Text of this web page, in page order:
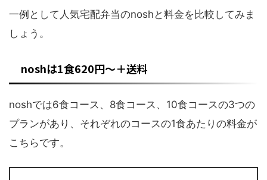
一例として人気宅配弁当のnoshと料金を比較してみま
しょう。
noshは1食620円～＋送料
noshでは6食コース、8食コース、10食コースの3つの
プランがあり、それぞれのコースの1食あたりの料金が
こちらです。